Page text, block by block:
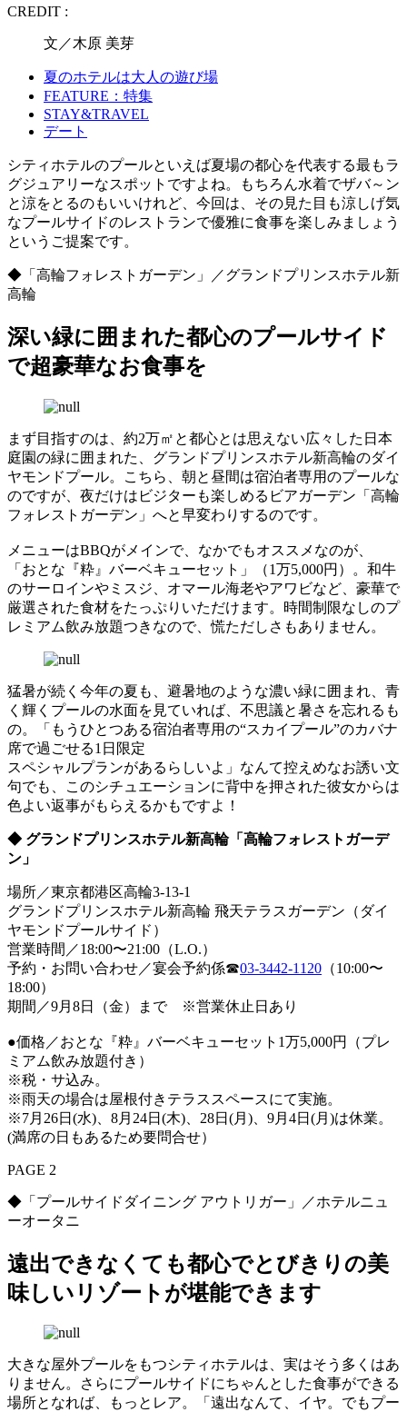
CREDIT :
文／木原 美芽
夏のホテルは大人の遊び場
FEATURE：特集
STAY&TRAVEL
デート
シティホテルのプールといえば夏場の都心を代表する最もラ
グジュアリーなスポットですよね。もちろん水着でザバ～ン
と涼をとるのもいいけれど、今回は、その見た目も涼しげ気
なプールサイドのレストランで優雅に食事を楽しみましょう
というご提案です。
◆「高輪フォレストガーデン」／グランドプリンスホテル新
高輪
深い緑に囲まれた都心のプールサイド
で超豪華なお食事を
まず目指すのは、約2万㎡と都心とは思えない広々した日本
庭園の緑に囲まれた、グランドプリンスホテル新高輪のダイ
ヤモンドプール。こちら、朝と昼間は宿泊者専用のプールな
のですが、夜だけはビジターも楽しめるビアガーデン「高輪
フォレストガーデン」へと早変わりするのです。
メニューはBBQがメインで、なかでもオススメなのが、
「おとな『粋』バーベキューセット」（1万5,000円）。和牛
のサーロインやミスジ、オマール海老やアワビなど、豪華で
厳選された食材をたっぷりいただけます。時間制限なしのプ
レミアム飲み放題つきなので、慌ただしさもありません。
猛暑が続く今年の夏も、避暑地のような濃い緑に囲まれ、青
く輝くプールの水面を見ていれば、不思議と暑さを忘れるも
の。「もうひとつある宿泊者専用の“スカイプール”のカバナ
席で過ごせる1日限定
スペシャルプランがあるらしいよ」なんて控えめなお誘い文
句でも、このシチュエーションに背中を押された彼女からは
色よい返事がもらえるかもですよ！
◆ グランドプリンスホテル新高輪「高輪フォレストガーデ
ン」
場所／東京都港区高輪3-13-1
グランドプリンスホテル新高輪 飛天テラスガーデン（ダイ
ヤモンドプールサイド）
営業時間／18:00〜21:00（L.O.）
予約・お問い合わせ／宴会予約係☎03-3442-1120 （10:00〜
18:00）
期間／9月8日（金）まで ※営業休止日あり
●価格／おとな『粋』バーベキューセット1万5,000円（プレ
ミアム飲み放題付き）
※税・サ込み。
※雨天の場合は屋根付きテラススペースにて実施。
※7月26日(水)、8月24日(木)、28日(月)、9月4日(月)は休業。
(満席の日もあるため要問合せ）
PAGE 2
◆「プールサイドダイニング アウトリガー」／ホテルニュ
ーオータニ
遠出できなくても都心でとびきりの美
味しいリゾートが堪能できます
大きな屋外プールをもつシティホテルは、実はそう多くはあ
りません。さらにプールサイドにちゃんとした食事ができる
場所となれば、もっとレア。「遠出なんて、イヤ。でもプー